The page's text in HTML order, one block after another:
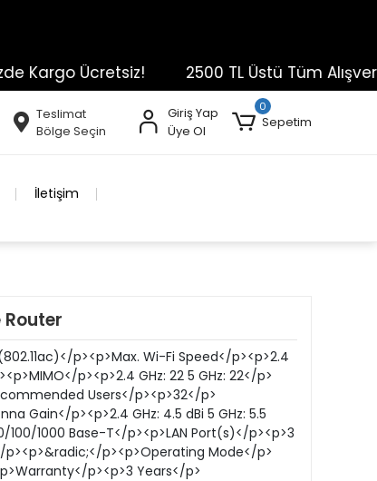
Ücretsiz! 2500 TL Üstü Tüm
Teslimat
Bölge Seçin
Giriş Yap
Üye Ol
0
Sepetim
İletişim
Router
p><p>Max. Wi-Fi Speed</p><p>2.4
p><p>2.4 GHz: 22 5 GHz: 22</p>
Users</p><p>32</p>
Gain</p><p>2.4 GHz: 4.5 dBi 5 GHz: 5.5
100/1000 Base-T</p><p>LAN Port(s)</p><p>3
p><p>&radic;</p><p>Operating Mode</p>
p><p>3 Years</p>